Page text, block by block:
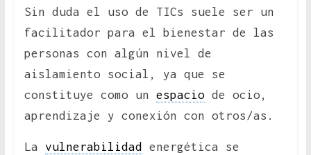
Sin duda el uso de TICs suele ser un
facilitador para el bienestar de las
personas con algún nivel de
aislamiento social, ya que se
constituye como un espaciode ocio,
aprendizaje y conexión con otros/as.
La vulnerabilidad
energética se